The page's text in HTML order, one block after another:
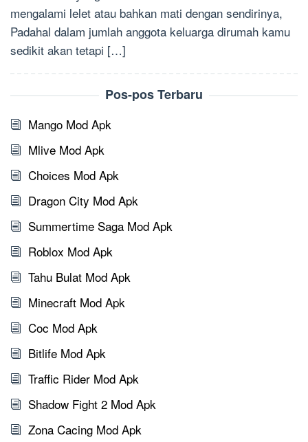
mengalami lelet atau bahkan mati dengan sendirinya,
Padahal dalam jumlah anggota keluarga dirumah kamu
sedikit akan tetapi […]
Pos-pos Terbaru
Mango Mod Apk
Mlive Mod Apk
Choices Mod Apk
Dragon City Mod Apk
Summertime Saga Mod Apk
Roblox Mod Apk
Tahu Bulat Mod Apk
Minecraft Mod Apk
Coc Mod Apk
Bitlife Mod Apk
Traffic Rider Mod Apk
Shadow Fight 2 Mod Apk
Zona Cacing Mod Apk